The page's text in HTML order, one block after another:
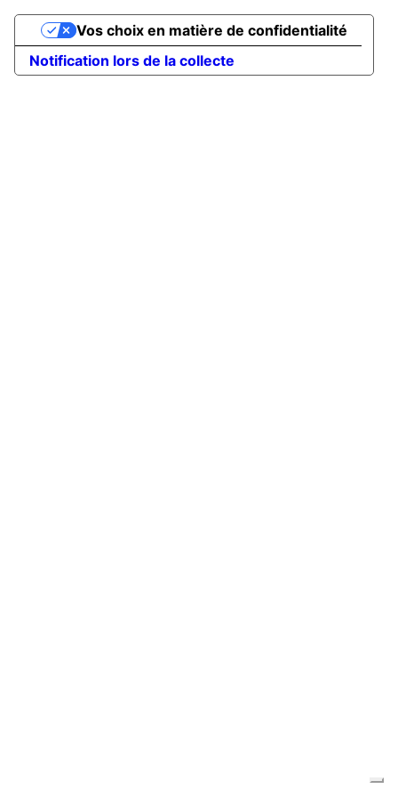
Notification lors de la collecte
Vos choix en matière de confidentialité